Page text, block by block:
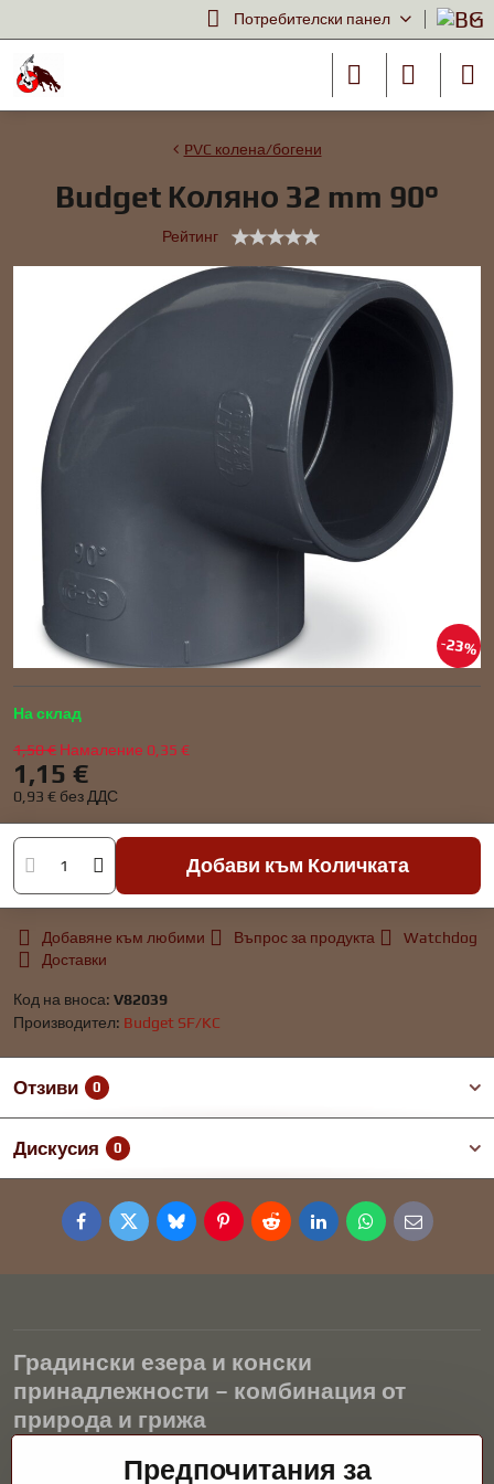
Потребителски панел
23%
PVC колена/богени
Budget Коляно 32 mm 90°
Рейтинг
На склад
1,50 € Намаление 0,35 €
1,15 €
0,93 € без ДДС
Добави към Количката
Добавяне към любими Въпрос за продукта
Watchdog
Доставки
Код на вноса: V82039
Производител: Budget SF/KC
Отзиви 0
Дискусия 0
FacebookTwitterBlueskyPinterestRedditLinkedInWhatsApp
E-
mail
Градински езера и конски
принадлежности – комбинация от
природа и грижа
Градинските езера са красиво допълнение към всеки екстериор
Предпочитания за